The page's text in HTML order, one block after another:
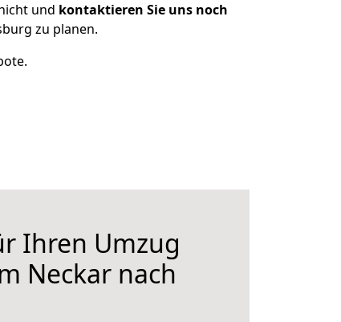
und kontaktieren Sie uns noch
zu planen.
Ihren Umzug
Neckar nach